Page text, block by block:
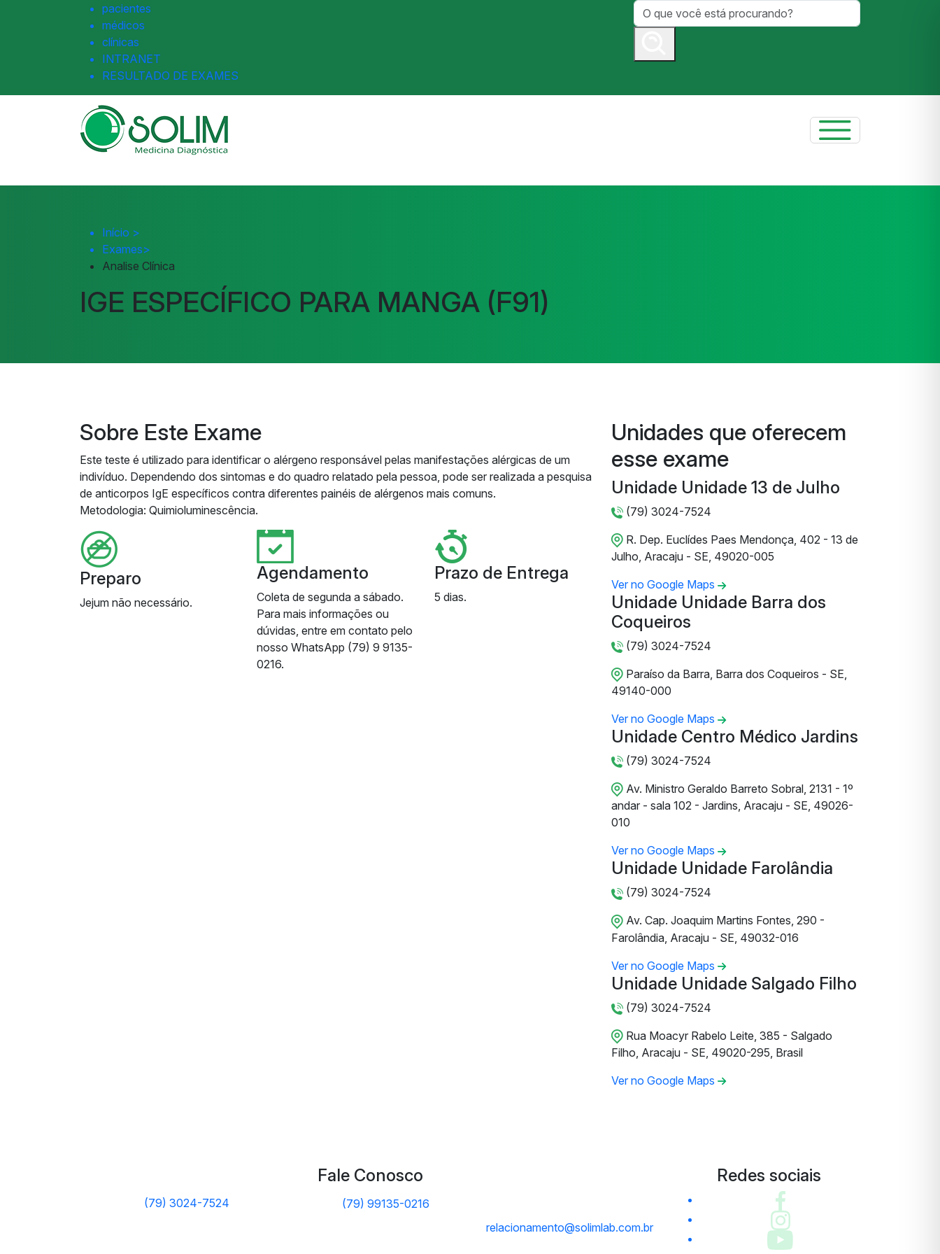
pacientes
médicos
clínicas
INTRANET
RESULTADO DE EXAMES
Início >
Exames>
Analise Clínica
IGE ESPECÍFICO PARA MANGA (F91)
Sobre Este Exame
Este teste é utilizado para identificar o alérgeno responsável pelas manifestações alérgicas de um
indivíduo. Dependendo dos sintomas e do quadro relatado pela pessoa, pode ser realizada a pesquisa
de anticorpos IgE específicos contra diferentes painéis de alérgenos mais comuns.
Metodologia: Quimioluminescência.
Preparo
Jejum não necessário.
Agendamento
Coleta de segunda a sábado.
Para mais informações ou
dúvidas, entre em contato pelo
nosso WhatsApp (79) 9 9135-
0216.
Prazo de Entrega
5 dias.
Unidades que oferecem
esse exame
Unidade Unidade 13 de Julho
(79) 3024-7524
R. Dep. Euclídes Paes Mendonça, 402 - 13 de
Julho, Aracaju - SE, 49020-005
Ver no Google Maps
Unidade Unidade Barra dos
Coqueiros
(79) 3024-7524
Paraíso da Barra, Barra dos Coqueiros - SE,
49140-000
Ver no Google Maps
Unidade Centro Médico Jardins
(79) 3024-7524
Av. Ministro Geraldo Barreto Sobral, 2131 - 1º
andar - sala 102 - Jardins, Aracaju - SE, 49026-
010
Ver no Google Maps
Unidade Unidade Farolândia
(79) 3024-7524
Av. Cap. Joaquim Martins Fontes, 290 -
Farolândia, Aracaju - SE, 49032-016
Ver no Google Maps
Unidade Unidade Salgado Filho
(79) 3024-7524
Rua Moacyr Rabelo Leite, 385 - Salgado
Filho, Aracaju - SE, 49020-295, Brasil
Ver no Google Maps
Fale Conosco
(79) 3024-7524
(79) 99135-0216
relacionamento@solimlab.com.br
Redes sociais